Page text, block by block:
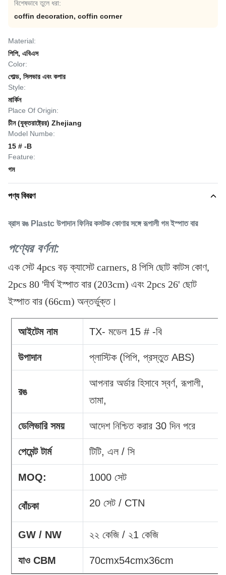
বিশেষভাবে তুলে ধরা:
coffin decoration, coffin corner
Material:
পিপি, এবিএস
Color:
গোল্ড, সিলভার এবং কপার
Style:
মার্কিন
Place Of Origin:
চীন (যুক্তরাষ্ট্রের) Zhejiang
Model Numbe:
15 # -B
Feature:
গম
পণ্য বিবরণ
ব্রাস রঙ Plastc উপাদান ফিনির কসটক কোণার সঙ্গে রূপালী গম ইস্পাত বার
পণ্যের বর্ণনা:
এক সেট 4pcs বড় ক্যাসেট carners, 8 পিসি ছোট কাটস কোণ,
2pcs 80 'দীর্ঘ ইস্পাত বার (203cm) এবং 2pcs 26' ছোট
ইস্পাত বার (66cm) অন্তর্ভুক্ত।
আইটেম নাম TX- মডেল 15 # -বি
উপাদান প্লাস্টিক (পিপি, প্রস্তুত ABS)
রঙ
আপনার অর্ডার হিসাবে স্বর্ণ, রূপালী,
তামা,
ডেলিভারি সময় আদেশ নিশ্চিত করার 30 দিন পরে
পেমেন্ট টার্ম টিটি, এল / সি
MOQ: 1000 সেট
বোঁচকা 20 সেট / CTN
GW / NW ২২ কেজি / ২1 কেজি
যাও CBM 70cmx54cmx36cm